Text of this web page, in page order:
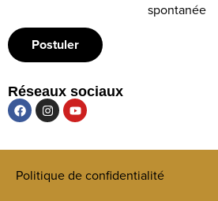
spontanée
Postuler
Réseaux sociaux
Politique de confidentialité